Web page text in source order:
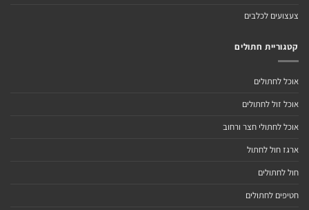
צעצועים לכלבים
קטגוריית חתולים
אוכל לחתולים
אוכל זול לחתולים
אוכל לחתולי חצר ורחוב
ארגז חול לחתול
חול לחתולים
חטיפים לחתולים